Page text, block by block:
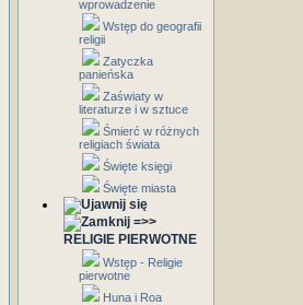
wprowadzenie
Wstęp do geografii
religii
Zatyczka
panieńska
Zaświaty w
literaturze i w sztuce
Śmierć w różnych
religiach świata
Święte księgi
Święte miasta
=>>
RELIGIE PIERWOTNE
Wstęp - Religie
pierwotne
Huna i Roa